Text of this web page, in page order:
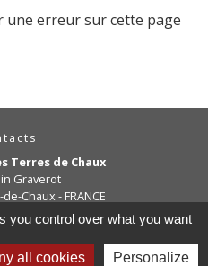
une erreur sur cette page
Terres de Chaux
Graverot
Chaux - FRANCE
94 14 85
formulaire
you control over what you want
all cookies Personalize